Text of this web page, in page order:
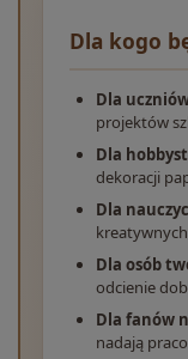
Dla kogo
Dla
projektów
Dla
dekoracji
Dla
Dla osób
odcienie
Dla fanów
nadają